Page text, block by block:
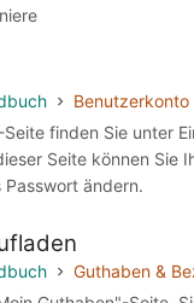
Benutzerkonto
finden Sie unter
Seite können Sie
Passwort ändern.
Guthaben &